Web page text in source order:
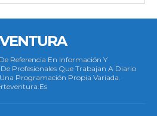
Referencia En Información Y
Profesionales Que Trabajan A Diario
Programación Propia Variada.